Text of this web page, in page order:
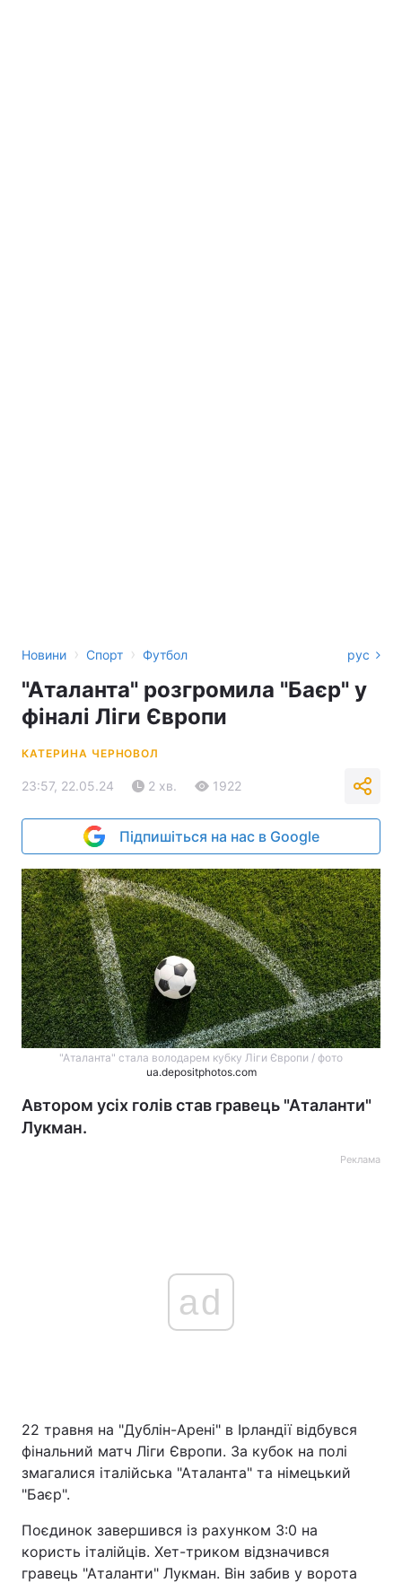
Новини › Спорт › Футбол рус
"Аталанта" розгромила "Баєр" у
фіналі Ліги Європи
КАТЕРИНА ЧЕРНОВОЛ
23:57, 22.05.24 2 хв. 1922
Підпишіться на нас в Google
"Аталанта" стала володарем кубку Ліги Європи / фото
ua.depositphotos.com
Автором усіх голів став гравець "Аталанти"
Лукман.
Реклама
ad
22 травня на "Дублін-Арені" в Ірландії відбувся
фінальний матч Ліги Європи. За кубок на полі
змагалися італійська "Аталанта" та німецький
"Баєр".
Поєдинок завершився із рахунком 3:0 на
користь італійців. Хет-триком відзначився
гравець "Аталанти" Лукман. Він забив у ворота